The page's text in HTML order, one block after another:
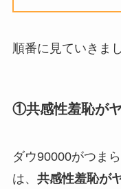
順番に見ていきま
①共感性羞恥が
ダウ90000がつま
は、 共感性羞恥が